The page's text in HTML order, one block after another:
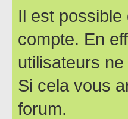
Il est possible
compte. En
utilisateurs
Si cela vous
forum.